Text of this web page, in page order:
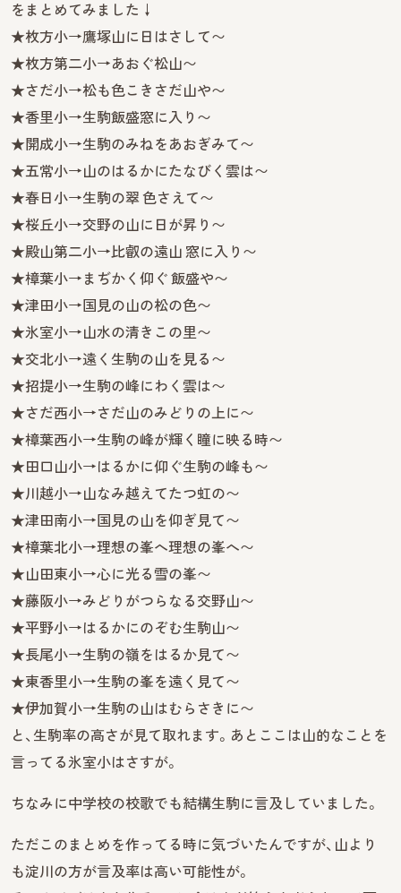
をまとめてみました↓
★枚方小→鷹塚山に日はさして〜
★枚方第二小→あおぐ松山〜
★さだ小→松も色こきさだ山や〜
★香里小→生駒飯盛窓に入り〜
★開成小→生駒のみねをあおぎみて〜
★五常小→山のはるかにたなびく雲は〜
★春日小→生駒の翠 色さえて〜
★桜丘小→交野の山に日が昇り〜
★殿山第二小→比叡の遠山 窓に入り〜
★樟葉小→まぢかく仰ぐ 飯盛や〜
★津田小→国見の山の松の色〜
★氷室小→山水の清きこの里〜
★交北小→遠く生駒の山を見る〜
★招提小→生駒の峰にわく雲は〜
★さだ西小→さだ山のみどりの上に〜
★樟葉西小→生駒の峰が輝く瞳に映る時〜
★田口山小→はるかに仰ぐ生駒の峰も〜
★川越小→山なみ越えてたつ虹の〜
★津田南小→国見の山を仰ぎ見て〜
★樟葉北小→理想の峯へ理想の峯へ〜
★山田東小→心に光る雪の峯〜
★藤阪小→みどりがつらなる交野山〜
★平野小→はるかにのぞむ生駒山〜
★長尾小→生駒の嶺をはるか見て〜
★東香里小→生駒の峯を遠く見て〜
★伊加賀小→生駒の山はむらさきに〜
と、生駒率の高さが見て取れます。あとここは山的なことを
言ってる氷室小はさすが。
ちなみに中学校の校歌でも結構生駒に言及していました。
ただこのまとめを作ってる時に気づいたんですが、山より
も淀川の方が言及率は高い可能性が。